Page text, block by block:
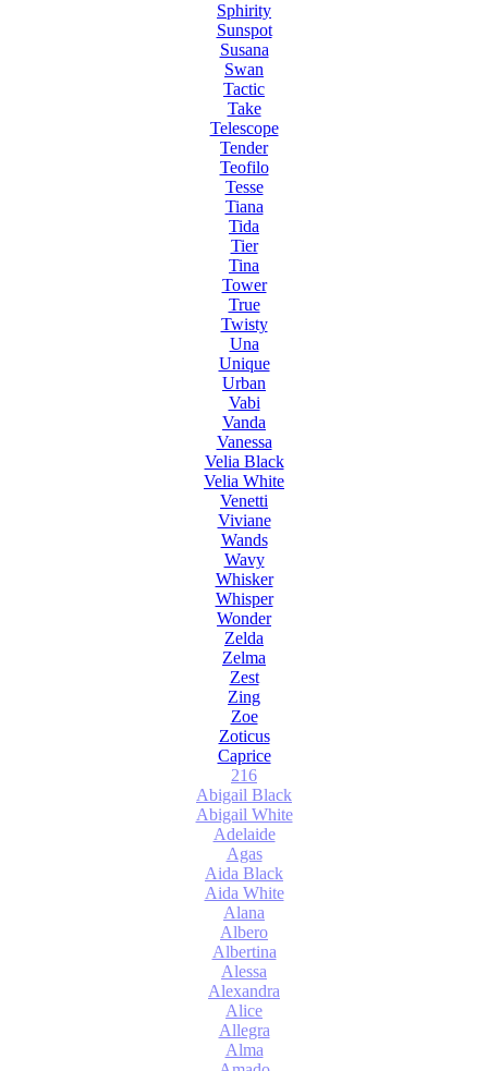
Sphirity
Sunspot
Susana
Swan
Tactic
Take
Telescope
Tender
Teofilo
Tesse
Tiana
Tida
Tier
Tina
Tower
True
Twisty
Una
Unique
Urban
Vabi
Vanda
Vanessa
Velia Black
Velia White
Venetti
Viviane
Wands
Wavy
Whisker
Whisper
Wonder
Zelda
Zelma
Zest
Zing
Zoe
Zoticus
Сaprice
216
Abigail Black
Abigail White
Adelaide
Agas
Aida Black
Aida White
Alana
Albero
Albertina
Alessa
Alexandra
Alice
Allegra
Alma